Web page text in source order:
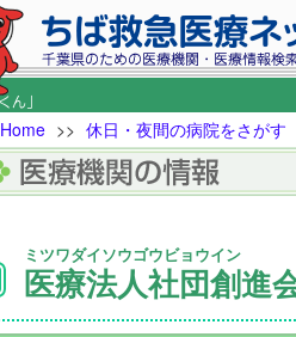
Home >> 休日・夜間の病院をさがす
医療法人社団創
ミツワダイソウゴウビョウイン